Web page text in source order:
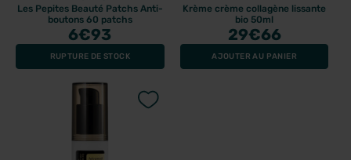
Les Pepites Beauté Patchs Anti-
boutons 60 patchs
6€93
RUPTURE DE STOCK
Krème crème collagène lissante
bio 50ml
29€66
AJOUTER AU PANIER